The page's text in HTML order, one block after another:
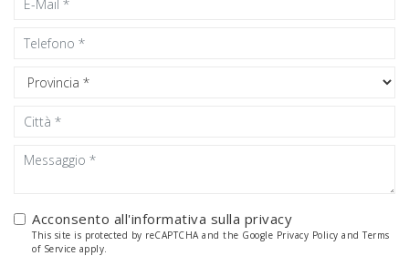
Acconsento all'informativa sulla privacy
This site is protected by reCAPTCHA and the Google Privacy Policy andTerms
of Service apply.